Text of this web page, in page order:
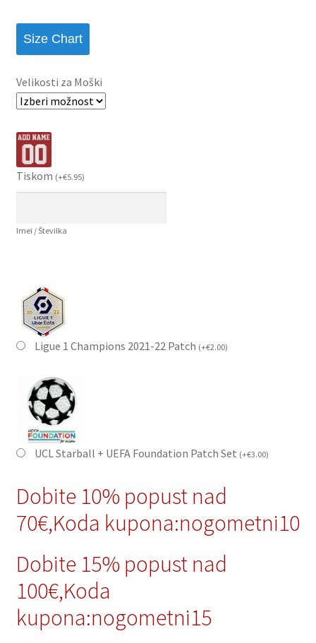
Size Chart
Velikosti za Moški
Tiskom (+€5.95)
Imei / Številka
Ligue 1 Champions 2021-22 Patch (+€2.00)
UCL Starball + UEFA Foundation Patch Set (+€3.00)
Dobite 10% popust nad
70€,Koda kupona:nogometni10
Dobite 15% popust nad
100€,Koda
kupona:nogometni15